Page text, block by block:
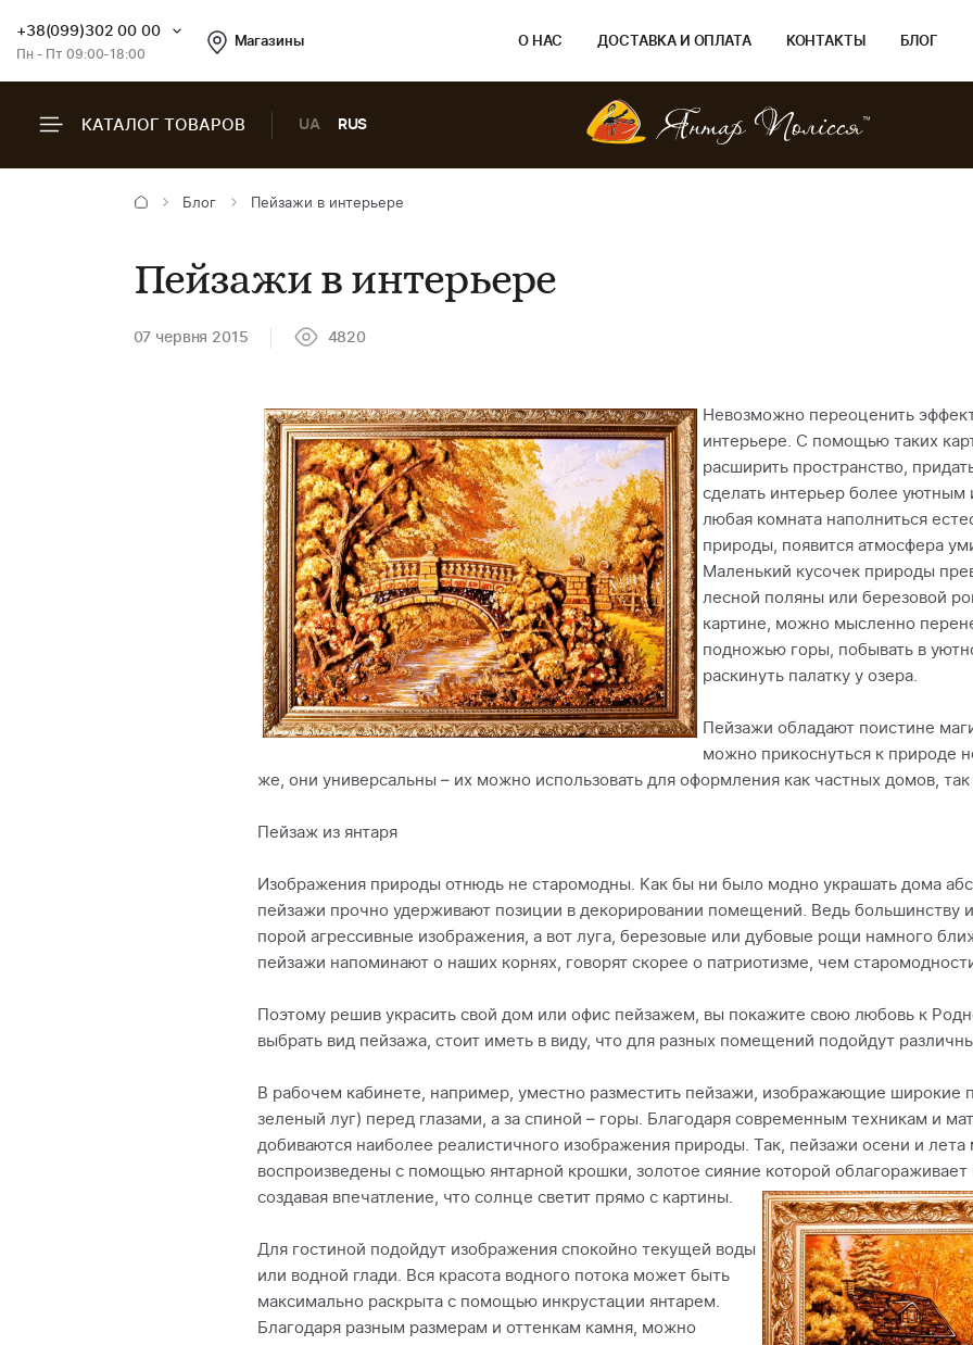
+38(099)302 00 00
Пн - Пт 09:00-18:00
Магазины О НАС ДОСТАВКА И ОПЛАТА КОНТАКТЫ БЛОГ
КАТАЛОГ ТОВАРОВ UA RUS
Блог Пейзажи в интерьере
Пейзажи в интерьере
07 червня 2015 4820
Невозможно переоценить
интерьере. С помощью таких
расширить пространство,
сделать интерьер более
любая комната наполниться
природы, появится атмосфера
Маленький кусочек природы
лесной поляны или березовой
картине, можно мысленно
подножью горы, побывать в
раскинуть палатку у озера.
Пейзажи обладают поистине
можно прикоснуться к природе
же, они универсальны – их можно использовать для оформления как частных домов, так
Пейзаж из янтаря
Изображения природы отнюдь не старомодны. Как бы ни было модно украшать дома
пейзажи прочно удерживают позиции в декорировании помещений. Ведь большинству
порой агрессивные изображения, а вот луга, березовые или дубовые рощи намного
пейзажи напоминают о наших корнях, говорят скорее о патриотизме, чем
Поэтому решив украсить свой дом или офис пейзажем, вы покажите свою любовь к
выбрать вид пейзажа, стоит иметь в виду, что для разных помещений подойдут
В рабочем кабинете, например, уместно разместить пейзажи, изображающие широкие
зеленый луг) перед глазами, а за спиной – горы. Благодаря современным техникам и
добиваются наиболее реалистичного изображения природы. Так, пейзажи осени и
воспроизведены с помощью янтарной крошки, золотое сияние которой
создавая впечатление, что солнце светит прямо с картины.
Для гостиной подойдут изображения спокойно текущей воды
или водной глади. Вся красота водного потока может быть
максимально раскрыта с помощью инкрустации янтарем.
Благодаря разным размерам и оттенкам камня, можно